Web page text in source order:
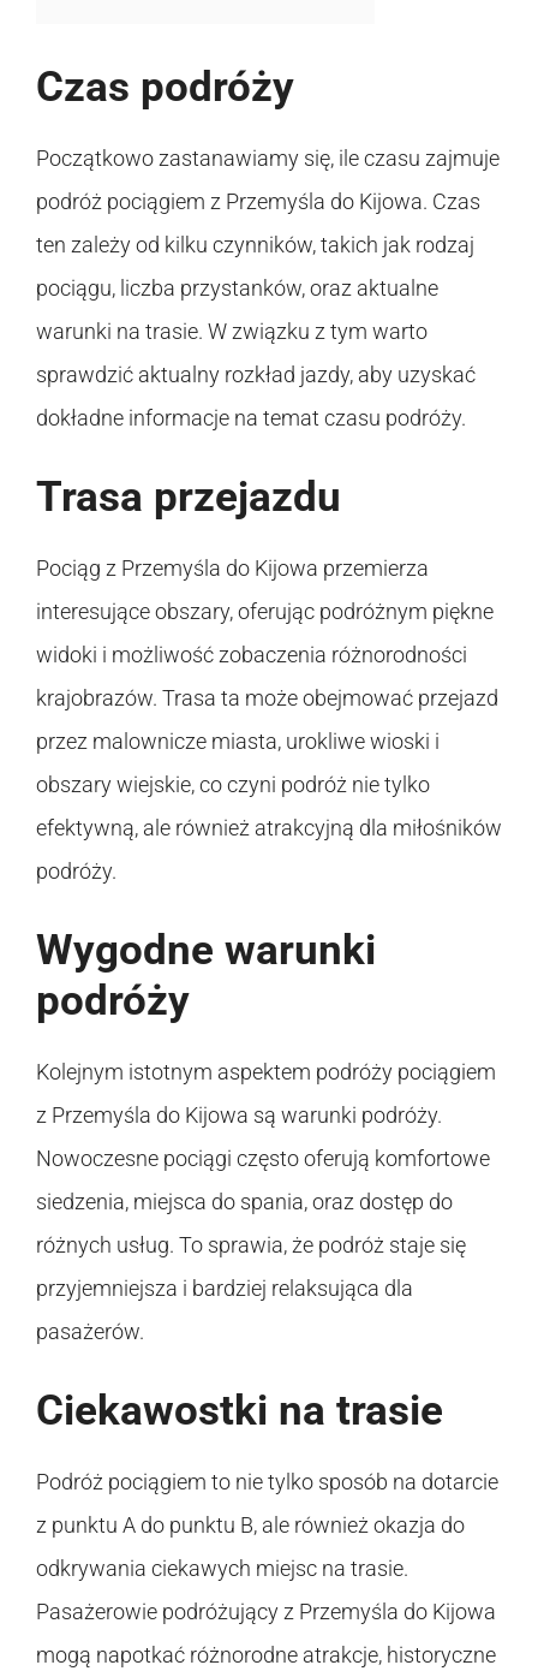
Czas podróży
Początkowo zastanawiamy się, ile czasu zajmuje
podróż pociągiem z Przemyśla do Kijowa. Czas
ten zależy od kilku czynników, takich jak rodzaj
pociągu, liczba przystanków, oraz aktualne
warunki na trasie. W związku z tym warto
sprawdzić aktualny rozkład jazdy, aby uzyskać
dokładne informacje na temat czasu podróży.
Trasa przejazdu
Pociąg z Przemyśla do Kijowa przemierza
interesujące obszary, oferując podróżnym piękne
widoki i możliwość zobaczenia różnorodności
krajobrazów. Trasa ta może obejmować przejazd
przez malownicze miasta, urokliwe wioski i
obszary wiejskie, co czyni podróż nie tylko
efektywną, ale również atrakcyjną dla miłośników
podróży.
Wygodne warunki
podróży
Kolejnym istotnym aspektem podróży pociągiem
z Przemyśla do Kijowa są warunki podróży.
Nowoczesne pociągi często oferują komfortowe
siedzenia, miejsca do spania, oraz dostęp do
różnych usług. To sprawia, że podróż staje się
przyjemniejsza i bardziej relaksująca dla
pasażerów.
Ciekawostki na trasie
Podróż pociągiem to nie tylko sposób na dotarcie
z punktu A do punktu B, ale również okazja do
odkrywania ciekawych miejsc na trasie.
Pasażerowie podróżujący z Przemyśla do Kijowa
mogą napotkać różnorodne atrakcje, historyczne